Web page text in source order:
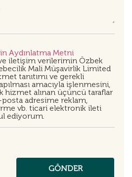
Aydınlatma Metni
iletişim verilerimin Özbek
Mali Müşavirlik Limited
tanıtımı ve gerekli
amacıyla işlenmesini,
hizmet alınan üçüncü taraflar
posta adresime reklam,
vb. ticari elektronik ileti
ediyorum.